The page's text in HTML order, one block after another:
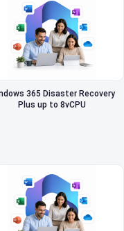
365 Disaster Recovery
Plus up to 8vCPU